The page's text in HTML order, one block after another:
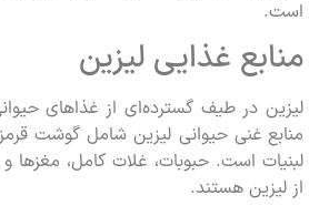
غذایی لیزین
در طیف گسترده‌ای از غذاهای حیوانی
غنی حیوانی لیزین شامل گوشت قرمز،
است. حبوبات، غلات کامل، مغزها و
هستند.